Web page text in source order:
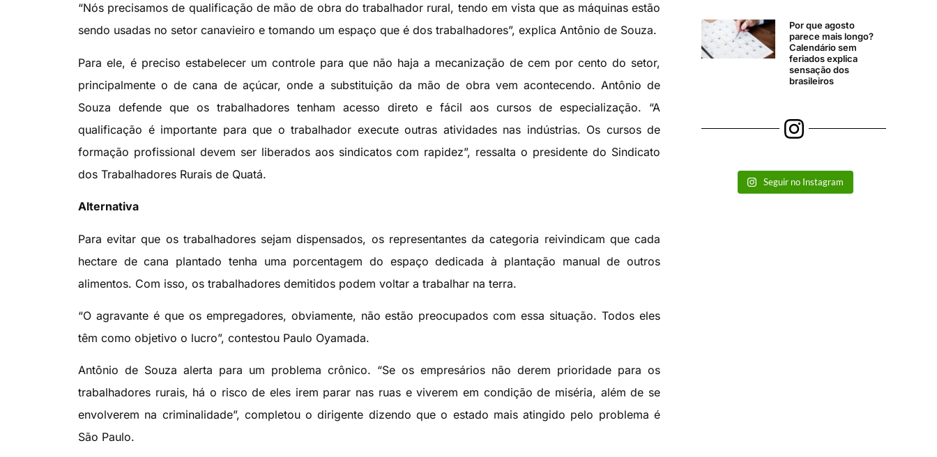
“Nós precisamos de qualificação de mão de obra do trabalhador rural, tendo em vista que as máquinas estão
sendo usadas no setor canavieiro e tomando um espaço que é dos trabalhadores”, explica Antônio de Souza.
Para ele, é preciso estabelecer um controle para que não haja a mecanização de cem por cento do setor,
principalmente o de cana de açúcar, onde a substituição da mão de obra vem acontecendo. Antônio de
Souza defende que os trabalhadores tenham acesso direto e fácil aos cursos de especialização. “A
qualificação é importante para que o trabalhador execute outras atividades nas indústrias. Os cursos de
formação profissional devem ser liberados aos sindicatos com rapidez”, ressalta o presidente do Sindicato
dos Trabalhadores Rurais de Quatá.
Alternativa
Para evitar que os trabalhadores sejam dispensados, os representantes da categoria reivindicam que cada
hectare de cana plantado tenha uma porcentagem do espaço dedicada à plantação manual de outros
alimentos. Com isso, os trabalhadores demitidos podem voltar a trabalhar na terra.
“O agravante é que os empregadores, obviamente, não estão preocupados com essa situação. Todos eles
têm como objetivo o lucro”, contestou Paulo Oyamada.
Antônio de Souza alerta para um problema crônico. “Se os empresários não derem prioridade para os
trabalhadores rurais, há o risco de eles irem parar nas ruas e viverem em condição de miséria, além de se
envolverem na criminalidade”, completou o dirigente dizendo que o estado mais atingido pelo problema é
São Paulo.
Por que agosto
parece mais longo?
Calendário sem
feriados explica
sensação dos
brasileiros
Seguir no Instagram